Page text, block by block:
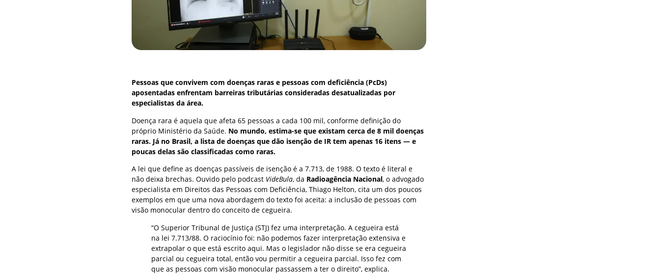
Pessoas que convivem com doenças raras e pessoas com deficiência (PcDs)
aposentadas enfrentam barreiras tributárias consideradas desatualizadas por
especialistas da área.
Doença rara é aquela que afeta 65 pessoas a cada 100 mil, conforme definição do
próprio Ministério da Saúde. No mundo, estima-se que existam cerca de 8 mil doenças
raras. Já no Brasil, a lista de doenças que dão isenção de IR tem apenas 16 itens — e
poucas delas são classificadas como raras.
A lei que define as doenças passíveis de isenção é a 7.713, de 1988. O texto é literal e
não deixa brechas. Ouvido pelo podcast VideBula, da Radioagência Nacional, o advogado
especialista em Direitos das Pessoas com Deficiência, Thiago Helton, cita um dos poucos
exemplos em que uma nova abordagem do texto foi aceita: a inclusão de pessoas com
visão monocular dentro do conceito de cegueira.
“O Superior Tribunal de Justiça (STJ) fez uma interpretação. A cegueira está
na lei 7.713/88. O raciocínio foi: não podemos fazer interpretação extensiva e
extrapolar o que está escrito aqui. Mas o legislador não disse se era cegueira
parcial ou cegueira total, então vou permitir a cegueira parcial. Isso fez com
que as pessoas com visão monocular passassem a ter o direito”, explica.